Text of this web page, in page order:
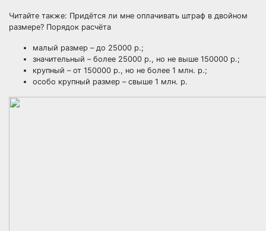
Читайте также: Придётся ли мне оплачивать штраф в двойном
размере? Порядок расчёта
малый размер – до 25000 р.;
значительный – более 25000 р., но не выше 150000 р.;
крупный – от 150000 р., но не более 1 млн. р.;
особо крупный размер – свыше 1 млн. р.